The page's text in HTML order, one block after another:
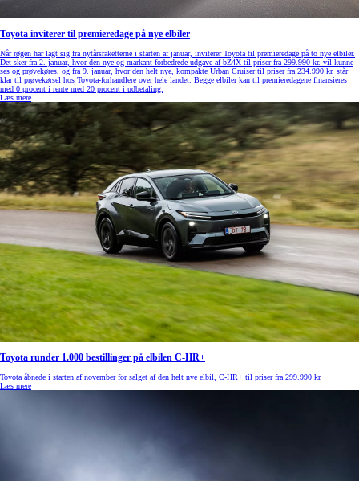
Toyota inviterer til premieredage på nye elbiler
Når røgen har lagt sig fra nytårsraketterne i starten af januar, inviterer Toyota til premieredage på to nye elbiler.
Det sker fra 2. januar, hvor den nye og markant forbedrede udgave af bZ4X til priser fra 299.990 kr. vil kunne
ses og prøvekøres, og fra 9. januar, hvor den helt nye, kompakte Urban Cruiser til priser fra 234.990 kr. står
klar til prøvekørsel hos Toyota-forhandlere over hele landet. Begge elbiler kan til premieredagene finansieres
med 0 procent i rente med 20 procent i udbetaling.
Læs mere
Toyota runder 1.000 bestillinger på elbilen C-HR+
Toyota åbnede i starten af november for salget af den helt nye elbil, C-HR+ til priser fra 299.990 kr.
Læs mere